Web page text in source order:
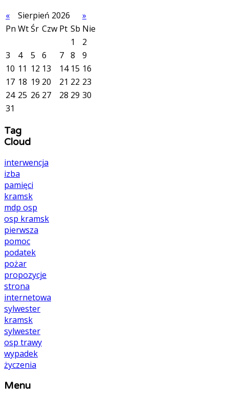
«
Sierpień 2026
»
Pn WtŚr Czw Pt Sb Nie
1
2
3
4 5 6 7 8
9
10 11 12 13 14 15 16
17 18 19 20 21 22 23
24 25 26 27 28 29 30
31
Tag
Cloud
interwencja
izba
pamięci
kramsk
mdp osp
osp kramsk
pierwsza
pomoc
podatek
pożar
propozycje
strona
internetowa
sylwester
kramsk
sylwester
osp trawy
wypadek
życzenia
Menu